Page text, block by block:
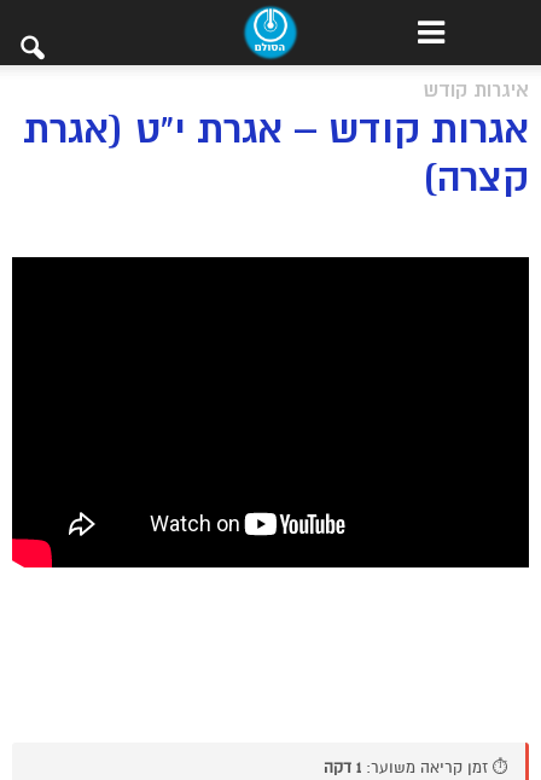
איגרות קודש
אגרות קודש – אגרת י”ט (אגרת
קצרה)
⏱️ זמן קריאה משוער: 1 דקה